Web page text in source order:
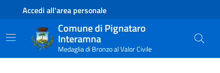
Contenuto principale
Piede di paginaAccedi all'area personale
Comune di Pignataro
Interamna
Medaglia di Bronzo al Valor Civile